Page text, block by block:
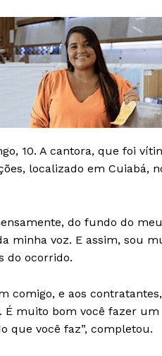
10. A cantora, que foi
localizado em Cuiabá,
do fundo do meu
minha voz. E assim, sou
do ocorrido.
comigo, e aos
É muito bom você fazer um
que você faz”, completou.